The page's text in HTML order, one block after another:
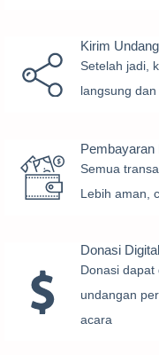
Kirim
Setelah jadi,
langsung
Pembayaran
Semua
Lebih aman,
Donasi Digital
Donasi dapat
undangan
acara